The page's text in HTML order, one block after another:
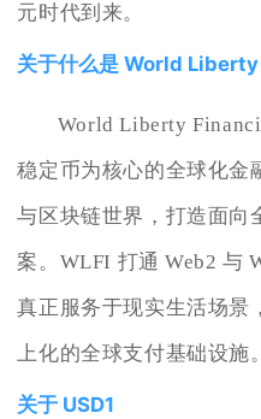
元时代到来。
关于什么是 World Liberty
World Liberty
稳定币为核心的全球化金
与区块链世界，打造面向
案。WLFI 打通 Web2 与
真正服务于现实生活场景
上化的全球支付基础设施。
关于 USD1